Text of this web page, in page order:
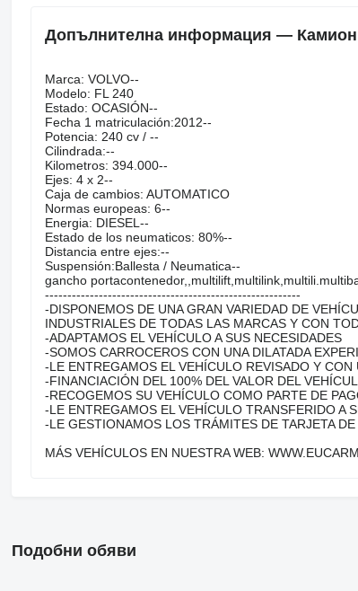
Допълнителна информация — Камион
Marca: VOLVO--
Modelo: FL 240
Estado: OCASIÓN--
Fecha 1 matriculación:2012--
Potencia: 240 cv / --
Cilindrada:--
Kilometros: 394.000--
Ejes: 4 x 2--
Caja de cambios: AUTOMATICO
Normas europeas: 6--
Energia: DIESEL--
Estado de los neumaticos: 80%--
Distancia entre ejes:--
Suspensión:Ballesta / Neumatica--
gancho
---------------------------------------------------------
-DISPONEMOS DE UNA GRAN VARIEDAD DE
INDUSTRIALES DE TODAS LAS MARCAS Y CON
-ADAPTAMOS EL VEHÍCULO A SUS NECESIDADES
-SOMOS CARROCEROS CON UNA DILATADA
-LE ENTREGAMOS EL VEHÍCULO REVISADO Y
-FINANCIACIÓN DEL 100% DEL VALOR DEL
-RECOGEMOS SU VEHÍCULO COMO PARTE DE
-LE ENTREGAMOS EL VEHÍCULO TRANSFERIDO A
-LE GESTIONAMOS LOS TRÁMITES DE TARJETA DE
MÁS VEHÍCULOS EN NUESTRA WEB:
Подобни обяви